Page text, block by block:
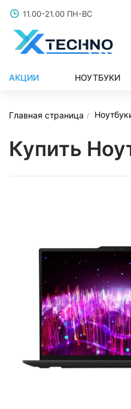
11.00-21.00 ПН-ВС
АКЦИИ НОУТБУКИ
Главная страница
Купить